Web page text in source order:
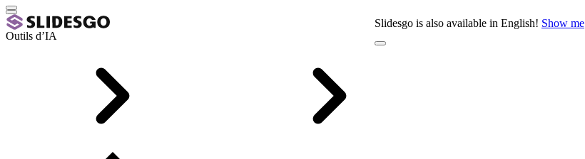
Slidesgo is also available in English! Show me
Outils d’IA